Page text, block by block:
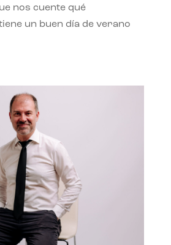
nos cuente qué
un buen día de verano